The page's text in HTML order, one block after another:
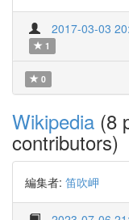
2017-03-03
1
0
Wikipedia (8
contributors)
編集者: 笛吹岬